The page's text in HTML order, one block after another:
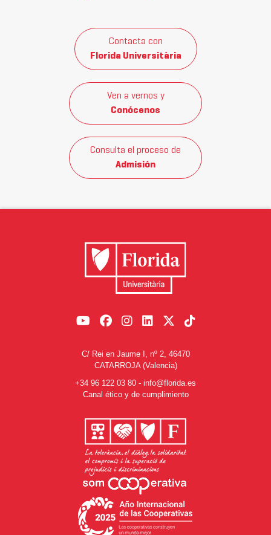
Contacta con
Florida Universitària
Ven a vernos y
Conócenos
Consulta el proceso de
Admisión
C/ Rei en Jaume I, nº 2, 46470
CATARROJA (Valencia)
+34 96 122 03 80 - info@florida.es
Canal ético y de cumplimiento